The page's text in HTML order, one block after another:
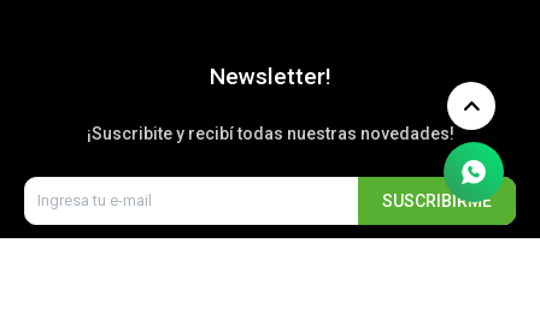
Newsletter!
¡Suscribite y recibí todas nuestras novedades!
SUSCRIBIRME